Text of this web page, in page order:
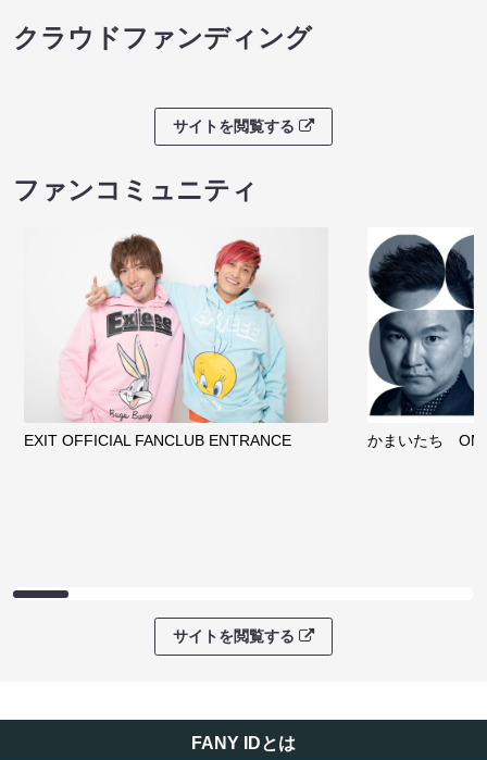
クラウドファンディング
サイトを閲覧する
ファンコミュニティ
EXIT OFFICIAL FANCLUB ENTRANCE かまいたち
サイトを閲覧する
FANY IDとは